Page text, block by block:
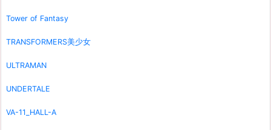
Tower of Fantasy
TRANSFORMERS美少女
ULTRAMAN
UNDERTALE
VA-11_HALL-A